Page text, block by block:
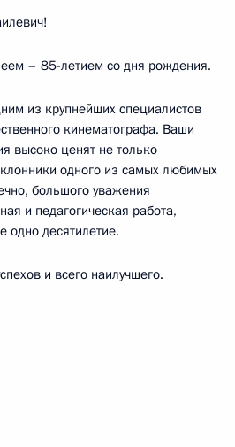
– 85-летием со дня рождения.
из крупнейших специалистов
кинематографа. Ваши
высоко ценят не только
одного из самых любимых
большого уважения
и педагогическая работа,
одно десятилетие.
и всего наилучшего.